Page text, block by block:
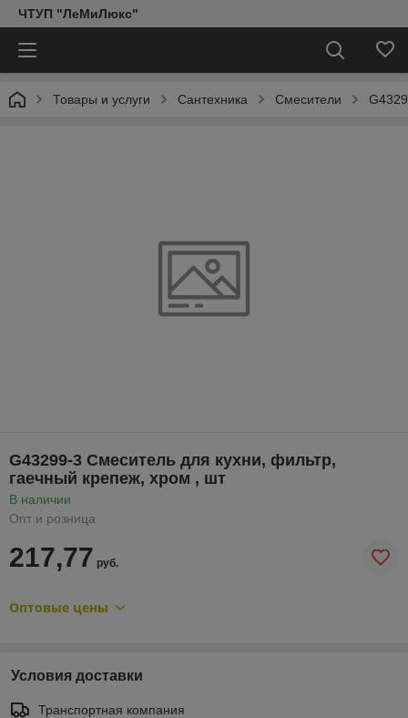
ЧТУП "ЛеМиЛюкс"
Товары и услуги Сантехника Смесители
G43299-3 Смеситель для кухни, фильтр,
гаечный крепеж, хром , шт
В наличии
Опт и розница
217,77 руб.
Оптовые цены
Условия доставки
Транспортная компания